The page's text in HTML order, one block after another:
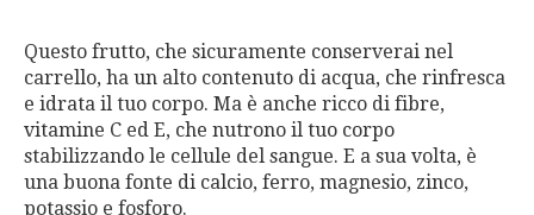
Questo frutto, che sicuramente conserverai nel
carrello, ha un alto contenuto di acqua, che rinfresca
e idrata il tuo corpo. Ma è anche ricco di fibre,
vitamine C ed E, che nutrono il tuo corpo
stabilizzando le cellule del sangue. E a sua volta, è
una buona fonte di calcio, ferro, magnesio, zinco,
potassio e fosforo.